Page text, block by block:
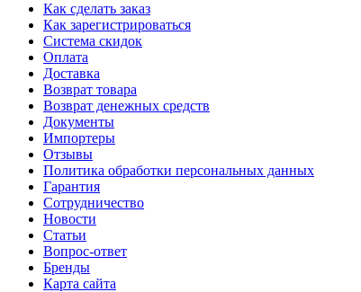
Как сделать заказ
Как зарегистрироваться
Система скидок
Оплата
Доставка
Возврат товара
Возврат денежных средств
Документы
Импортеры
Отзывы
Политика обработки персональных данных
Гарантия
Сотрудничество
Новости
Статьи
Вопрос-ответ
Бренды
Карта сайта